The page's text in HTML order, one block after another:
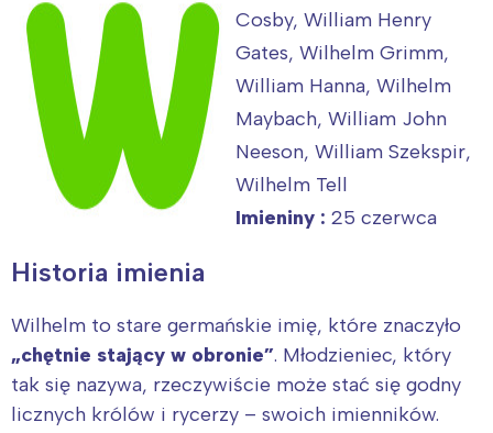
Cosby, William Henry
Gates, Wilhelm Grimm,
William Hanna, Wilhelm
Maybach, William John
Neeson, William Szekspir,
Wilhelm Tell
Imieniny : 25 czerwca
Historia imienia
Wilhelm to stare germańskie imię, które znaczyło
„chętnie stający w obronie”. Młodzieniec, który
tak się nazywa, rzeczywiście może stać się godny
licznych królów i rycerzy – swoich imienników.